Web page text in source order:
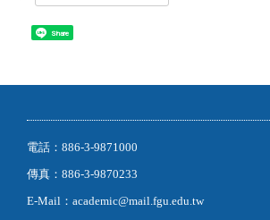
Share
電話：886-3-9871000
傳真：886-3-9870233
E-Mail：academic@mail.fgu.edu.tw